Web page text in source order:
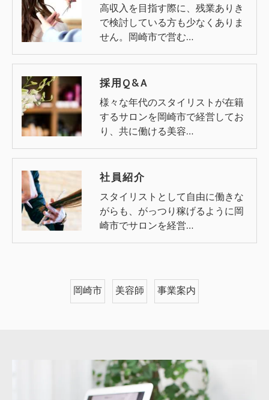
高収入を目指す際に、残業ありき
で検討している方も少なくありま
せん。岡崎市で営む…
採用Q&A
様々な年代のスタイリストが在籍
するサロンを岡崎市で経営してお
り、共に働ける美容…
社員紹介
スタイリストとして自由に働きな
がらも、がっつり稼げるように岡
崎市でサロンを経営…
岡崎市 美容師 事業案内